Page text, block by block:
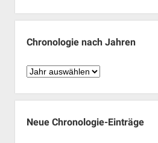
Monaten
Chronologie nach Jahren
Chronologie
Jahren
Neue Chronologie-Einträge